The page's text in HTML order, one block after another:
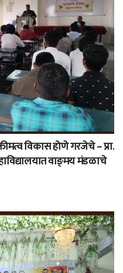
विकास होणे गरजेचे – प्रा.
वाङ्‌मय मंडळाचे